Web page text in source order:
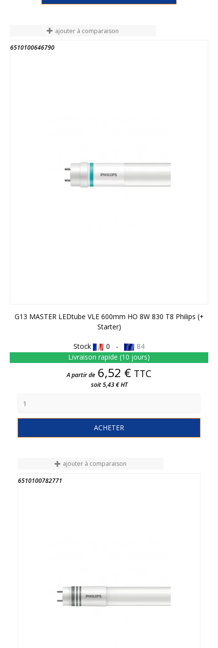
ajouter à comparaison
6510100646790
G13 MASTER LEDtube VLE 600mm HO 8W 830 T8 Philips (+
Starter)
Stock 0 -
84
Livraison rapide (10 jours)
Prix
A partir de 6,52 € TTC
soit 5,43 € HT
ACHETER
ajouter à comparaison
6510100782771